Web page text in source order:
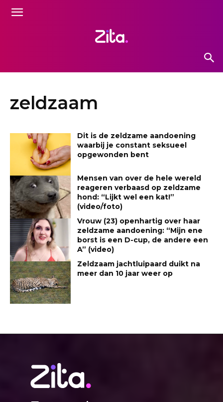
zeldzaam
Dit is de zeldzame aandoening
waarbij je constant seksueel
opgewonden bent
Mensen van over de hele wereld
reageren verbaasd op zeldzame
hond: “Lijkt wel een kat!”
(video/foto)
Vrouw (23) openhartig over haar
zeldzame aandoening: “Mijn ene
borst is een D-cup, de andere een
A” (video)
Zeldzaam jachtluipaard duikt na
meer dan 10 jaar weer op